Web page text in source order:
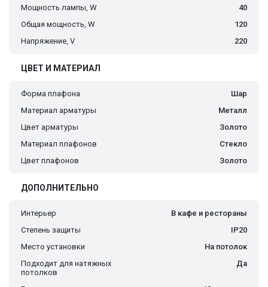
Мощность лампы, W
40
Общая мощность, W
120
Напряжение, V
220
ЦВЕТ И МАТЕРИАЛ
Форма плафона
Шар
Материал арматуры
Металл
Цвет арматуры
Золото
Материал плафонов
Стекло
Цвет плафонов
Золото
ДОПОЛНИТЕЛЬНО
Интерьер
В кафе и рестораны
Степень защиты
IP20
Место установки
На потолок
Подходит для натяжных
потолков
Да